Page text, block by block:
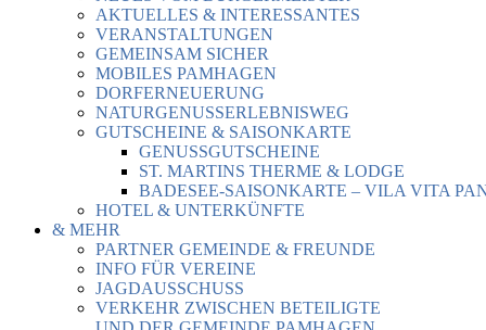
AKTUELLES & INTERESSANTES
VERANSTALTUNGEN
GEMEINSAM SICHER
MOBILES PAMHAGEN
DORFERNEUERUNG
NATURGENUSSERLEBNISWEG
GUTSCHEINE & SAISONKARTE
GENUSSGUTSCHEINE
ST. MARTINS THERME & LODGE
BADESEE-SAISONKARTE – VILA VITA
HOTEL & UNTERKÜNFTE
& MEHR
PARTNER GEMEINDE & FREUNDE
INFO FÜR VEREINE
JAGDAUSSCHUSS
VERKEHR ZWISCHEN BETEILIGTE